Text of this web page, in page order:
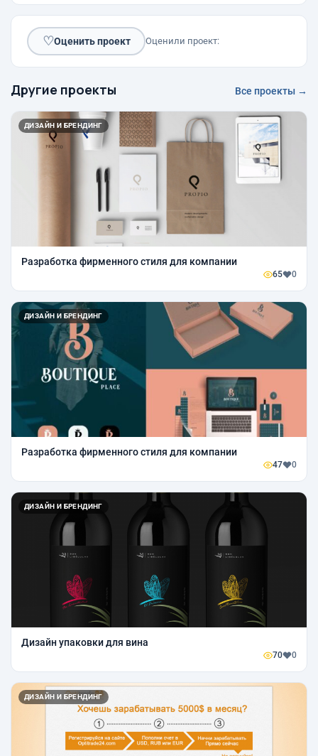
♡Оценить проект Оценили проект:
Другие проекты Все проекты →
ДИЗАЙН И БРЕНДИНГ
Разработка фирменного стиля для компании
65 0
ДИЗАЙН И БРЕНДИНГ
Разработка фирменного стиля для компании
47 0
ДИЗАЙН И БРЕНДИНГ
Дизайн упаковки для вина
70 0
ДИЗАЙН И БРЕНДИНГ